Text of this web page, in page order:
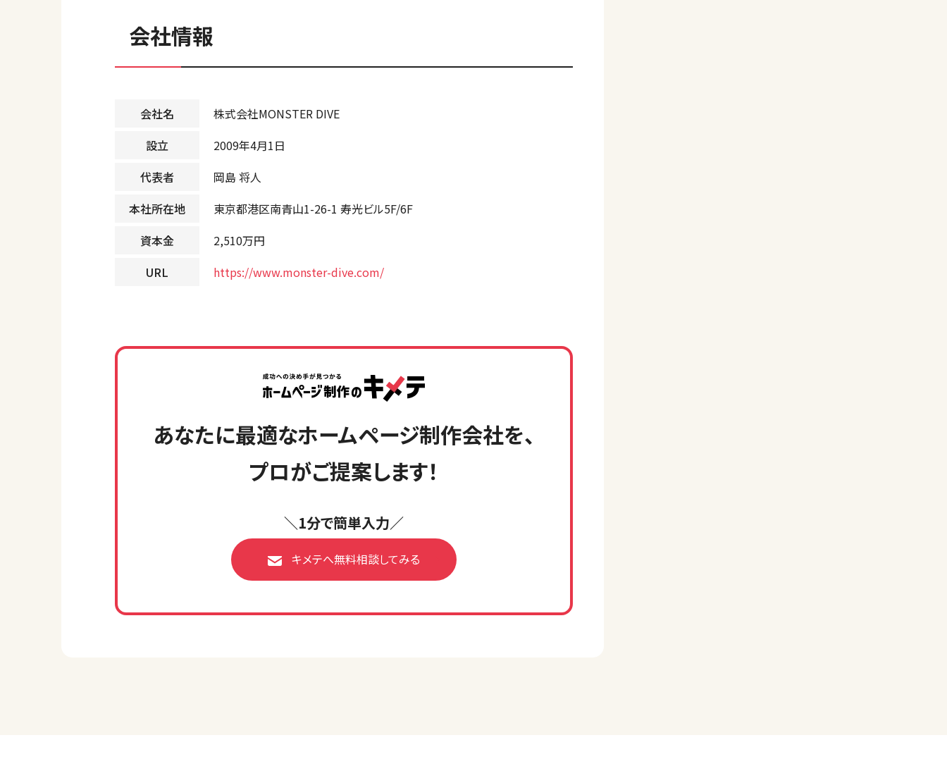
会社情報
会社名
株式会社MONSTER DIVE
設立
2009年4月1日
代表者
岡島 将人
本社所在地
東京都港区南青山1-26-1 寿光ビル5F/6F
資本金
2,510万円
URL
https://www.monster-dive.com/
あなたに最適なホームページ制作会社を、
プロがご提案します！
＼1分で簡単入力／
キメテへ無料相談してみる